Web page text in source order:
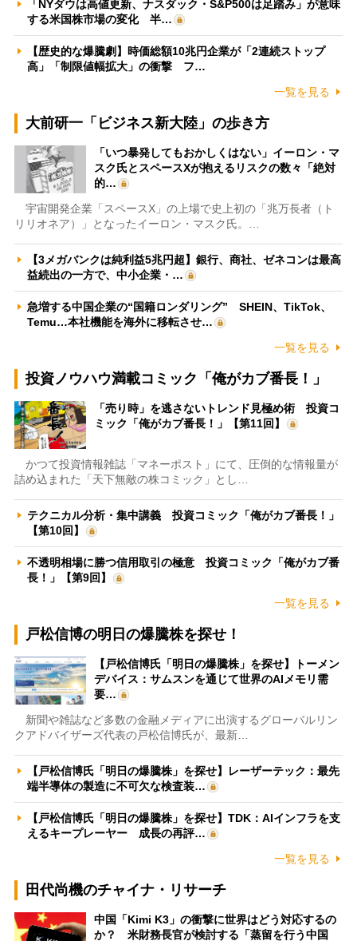
「NYダウは高値更新、ナスダック・S&P500は足踏み」が意味
する米国株市場の変化 半…
【歴史的な爆騰劇】時価総額10兆円企業が「2連続ストップ
高」「制限値幅拡大」の衝撃 フ…
一覧を見る
大前研一「ビジネス新大陸」の歩き方
「いつ暴発してもおかしくはない」イーロン・マ
スク氏とスペースXが抱えるリスクの数々「絶対
的…
宇宙開発企業「スペースX」の上場で史上初の「兆万長者（ト
リリオネア）」となったイーロン・マスク氏。…
【3メガバンクは純利益5兆円超】銀行、商社、ゼネコンは最高
益続出の一方で、中小企業・…
急増する中国企業の“国籍ロンダリング” SHEIN、TikTok、
Temu…本社機能を海外に移転させ…
一覧を見る
投資ノウハウ満載コミック「俺がカブ番長！」
「売り時」を逃さないトレンド見極め術 投資コ
ミック「俺がカブ番長！」【第11回】
かつて投資情報雑誌「マネーポスト」にて、圧倒的な情報量が
詰め込まれた「天下無敵の株コミック」とし…
テクニカル分析・集中講義 投資コミック「俺がカブ番長！」
【第10回】
不透明相場に勝つ信用取引の極意 投資コミック「俺がカブ番
長！」【第9回】
一覧を見る
戸松信博の明日の爆騰株を探せ！
【戸松信博氏「明日の爆騰株」を探せ】トーメン
デバイス：サムスンを通じて世界のAIメモリ需
要…
新聞や雑誌など多数の金融メディアに出演するグローバルリン
クアドバイザーズ代表の戸松信博氏が、最新…
【戸松信博氏「明日の爆騰株」を探せ】レーザーテック：最先
端半導体の製造に不可欠な検査装…
【戸松信博氏「明日の爆騰株」を探せ】TDK：AIインフラを支
えるキープレーヤー 成長の再評…
一覧を見る
田代尚機のチャイナ・リサーチ
中国「Kimi K3」の衝撃に世界はどう対応するの
か？ 米財務長官が検討する「蒸留を行う中国